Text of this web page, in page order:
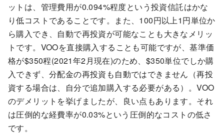
ットは、管理費用が0.094%程度という投資信託はかな
り低コストであることです。また、100円以上1円単位か
ら購入でき、自動で再投資が可能なことも大きなメリッ
トです。VOOを直接購入することも可能ですが、基準価
格が$350程(2021年2月現在)のため、$350単位でしか購
入できず、分配金の再投資も自動ではできません（再投
資する場合は、自分で追加購入する必要がある）。VOO
のデメリットを挙げましたが、良い点もあります。それ
は圧倒的な経費率が0.03%という圧倒的なコストの低さ
です。